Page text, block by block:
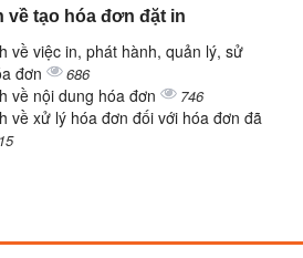
về tạo hóa đơn đặt in
về việc in, phát hành, quản lý, sử
đơn
686
về nội dung hóa đơn 746
về xử lý hóa đơn đối với hóa đơn đã